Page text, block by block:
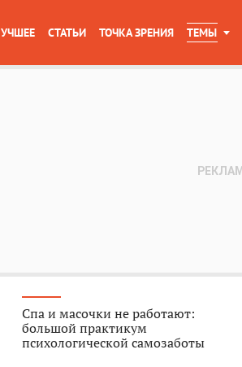
СТАТЬИ ТОЧКА ЗРЕНИЯ ТЕМЫ
Спа и масочки не работают:
большой практикум
психологической самозаботы